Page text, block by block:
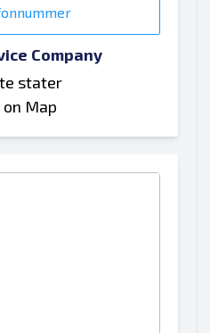
Company
stater
Map